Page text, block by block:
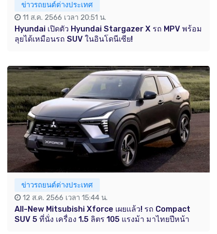
ข่าวรถยนต์ต่างประเทศ
11 ส.ค. 2566 เวลา 20:51 น.
Hyundai เปิดตัว Hyundai Stargazer X รถ MPV พร้อม
ลุยได้เหมือนรถ SUV ในอินโดนีเซีย!
ข่าวรถยนต์ต่างประเทศ
12 ส.ค. 2566 เวลา 15:44 น.
All-New Mitsubishi Xforce เผยแล้ว! รถ Compact
SUV 5 ที่นั่ง เครื่อง 1.5 ลิตร 105 แรงม้า มาไทยปีหน้า